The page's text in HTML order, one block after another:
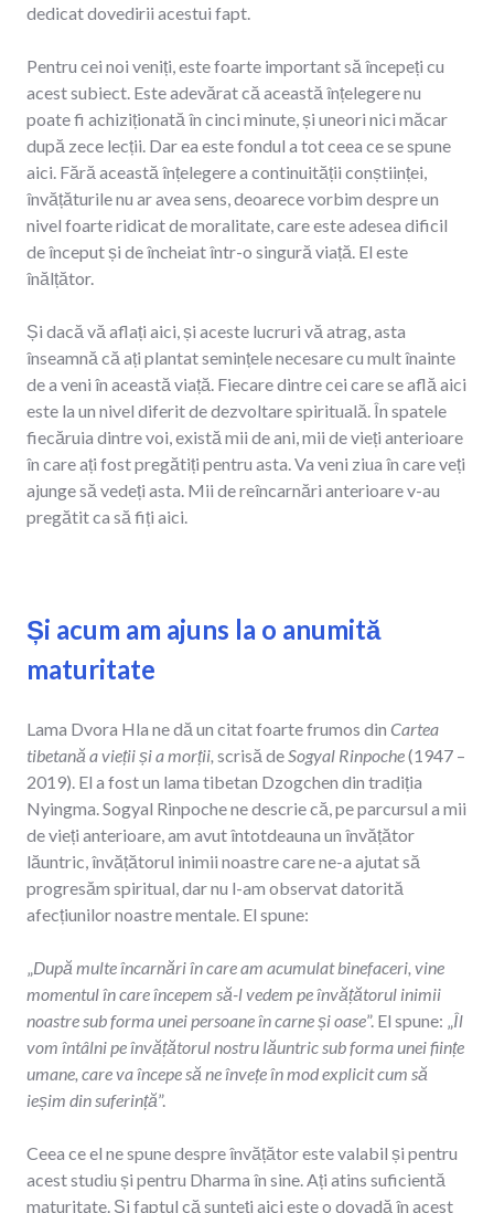
dedicat dovedirii acestui fapt.
Pentru cei noi veniți, este foarte important să începeți cu
acest subiect. Este adevărat că această înțelegere nu
poate fi achiziționată în cinci minute, și uneori nici măcar
după zece lecții. Dar ea este fondul a tot ceea ce se spune
aici. Fără această înțelegere a continuității conștiinței,
învățăturile nu ar avea sens, deoarece vorbim despre un
nivel foarte ridicat de moralitate, care este adesea dificil
de început și de încheiat într-o singură viață. El este
înălțător.
Și dacă vă aflați aici, și aceste lucruri vă atrag, asta
înseamnă că ați plantat semințele necesare cu mult înainte
de a veni în această viață. Fiecare dintre cei care se află aici
este la un nivel diferit de dezvoltare spirituală. În spatele
fiecăruia dintre voi, există mii de ani, mii de vieți anterioare
în care ați fost pregătiți pentru asta. Va veni ziua în care veți
ajunge să vedeți asta. Mii de reîncarnări anterioare v-au
pregătit ca să fiți aici.
Și acum am ajuns la o anumită
maturitate
Lama Dvora Hla ne dă un citat foarte frumos din Cartea
tibetană a vieții și a morții, scrisă de Sogyal Rinpoche(1947 –
2019). El a fost un lama tibetan Dzogchen din tradiția
Nyingma. Sogyal Rinpoche ne descrie că, pe parcursul a mii
de vieți anterioare, am avut întotdeauna un învățător
lăuntric, învățătorul inimii noastre care ne-a ajutat să
progresăm spiritual, dar nu l-am observat datorită
afecțiunilor noastre mentale. El spune:
După multe încarnări în care am acumulat binefaceri, vine
momentul în care începem să-l vedem pe învățătorul inimii
noastre sub forma unei persoane în carne și oase”. El spune: „ Îl
vom întâlni peînvățătorul nostru lăuntric sub forma unei ființe
umane, care va începe să ne învețe în mod explicit cum să
ieșim din suferință”.
Ceea ce el ne spune despre învățător este valabil și pentru
acest studiu și pentru Dharma în sine. Ați atins suficientă
maturitate. Și faptul că sunteți aici este o dovadă în acest